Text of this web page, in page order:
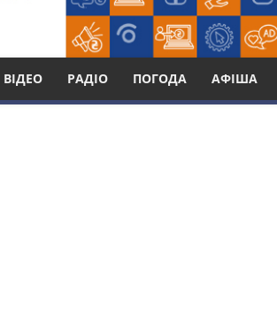
ВІДЕО РАДІО ПОГОДА АФІША